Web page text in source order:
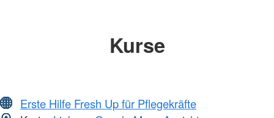
Kurse
Erste Hilfe Fresh Up für Pflegekräfte